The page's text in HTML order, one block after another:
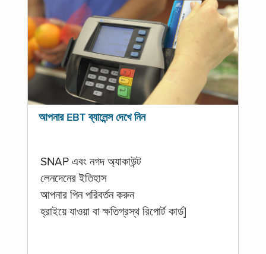
আপনার EBT ব্যালেন্স দেখে নিন
SNAP এবং নগদ অ্যাকাউন্ট
লেনদেনের ইতিহাস
আপনার পিন পরিবর্তন করুন
হ্রাইয়ে যাওয়া বা ক্ষতিগ্রস্থ রিপোর্ট কার্ড]